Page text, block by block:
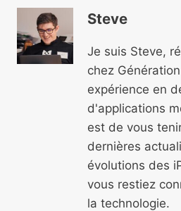
Steve
Je suis Steve,
chez
expérience en
d'applications
est de vous
dernières
évolutions des
vous restiez
la technologie.